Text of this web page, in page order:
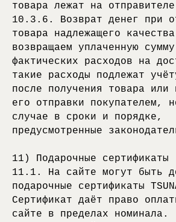
товара лежат на
10.3.6. Возврат денег при
товара надлежащего
возвращаем уплаченную
фактических расходов на
такие расходы подлежат
после получения товара или
его отправки покупателем,
случае в сроки и порядке,
предусмотренные
11) Подарочные сертификаты
11.1. На сайте могут быть
подарочные сертификаты
Сертификат даёт право
сайте в пределах номинала.
СОЦ. СЕТИ И МЕССЕНДЖЕРЫ
КЛИЕНТАМ
КАТАЛОГ
ЛОНГСЛИВЫ ОБМЕН И ВОЗВРАТ
YOUTUBE
VK
INSTAGRAM*
ДОСТАВКА И ОПЛАТА
ФУТБОЛКИ
EMAIL ПОДДЕРЖКИ
ОГРНИП 325784700433162
ИНН 550527250308
ИП КЛЁНОВ ВАЛЕРИЙ
ВЛАДИСЛАВОВИЧ